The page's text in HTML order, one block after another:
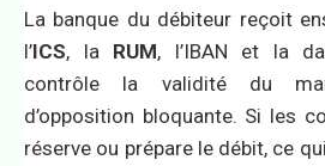
La banque du débiteur reçoit
l’ICS, la RUM, l’IBAN et la
contrôle la validité du
d’opposition bloquante. Si les
réserve ou prépare le débit, ce